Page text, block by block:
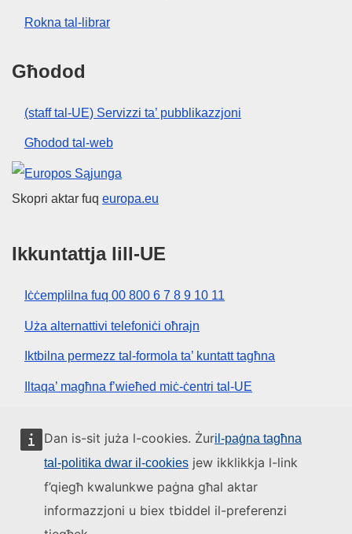
Dan is-sit juża l-cookies. Żuril-paġna tagħna
tal-politika dwar il-cookies jew ikklikkja l-link
f’qiegħ kwalunkwe paġna għal aktar
informazzjoni u biex tbiddel il-preferenzi
Rokna tal-librar
Għodod
(staff tal-UE) Servizzi ta’ pubblikazzjoni
Għodod tal-web
Unjoni Ewropea
Skopri aktar fuq europa.eu
Ikkuntattja lill-UE
Iċċemplilna fuq 00 800 6 7 8 9 10 11
Uża alternattivi telefoniċi oħrajn
Iktbilna permezz tal-formola ta’ kuntatt tagħna
Iltaqa’ magħna f’wieħed miċ-ċentri tal-UE
Media soċjali
L-istituzzjonijiet u l-korpi tal-UE